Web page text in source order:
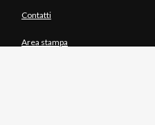
Contatti
Area stampa